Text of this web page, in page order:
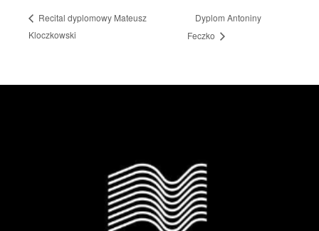
Recital dyplomowy Mateusz
Kloczkowski
Dyplom Antoniny
Feczko